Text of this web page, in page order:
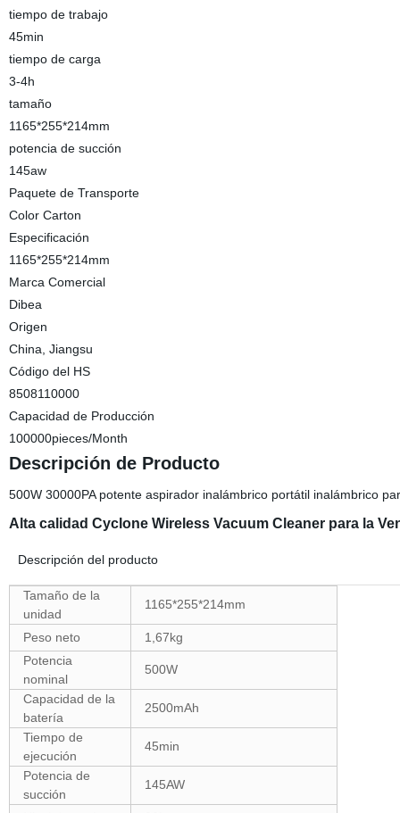
tiempo de trabajo
45min
tiempo de carga
3-4h
tamaño
1165*255*214mm
potencia de succión
145aw
Paquete de Transporte
Color Carton
Especificación
1165*255*214mm
Marca Comercial
Dibea
Origen
China, Jiangsu
Código del HS
8508110000
Capacidad de Producción
100000pieces/Month
Descripción de Producto
500W 30000PA potente aspirador inalámbrico portátil inalámbrico
Alta calidad Cyclone Wireless Vacuum Cleaner para la
Descripción del producto
Tamaño de la
unidad
1165*255*214mm
Peso neto
1,67kg
Potencia
nominal
500W
Capacidad de la
batería
2500mAh
Tiempo de
ejecución
45min
Potencia de
succión
145AW